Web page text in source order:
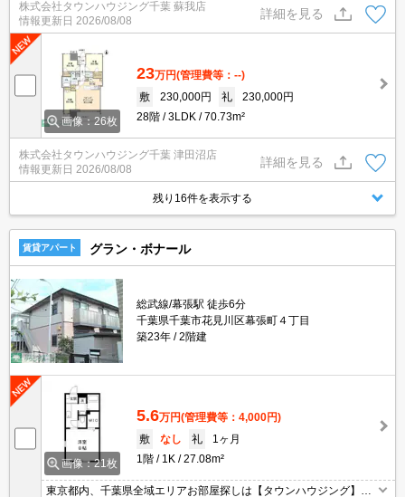
株式会社タウンハウジング千葉 蘇我店
情報更新日 2026/08/08
詳細を見る
画像：26枚
23万円(管理費等：--)
敷
230,000円 礼
230,000円
28階
3LDK 70.73m²
株式会社タウンハウジング千葉 津田沼店
情報更新日 2026/08/08
詳細を見る
残り16件を表示する
賃貸アパート グラン・ボナール
総武線/幕張駅 徒歩6分
千葉県千葉市花見川区幕張町４丁目
築23年
2階建
画像：21枚
5.6万円(管理費等：4,000円)
敷
なし 礼
1ヶ月
1階
1K 27.08m²
東京都内、千葉県全域エリアお部屋探しは【タウンハウジング】に